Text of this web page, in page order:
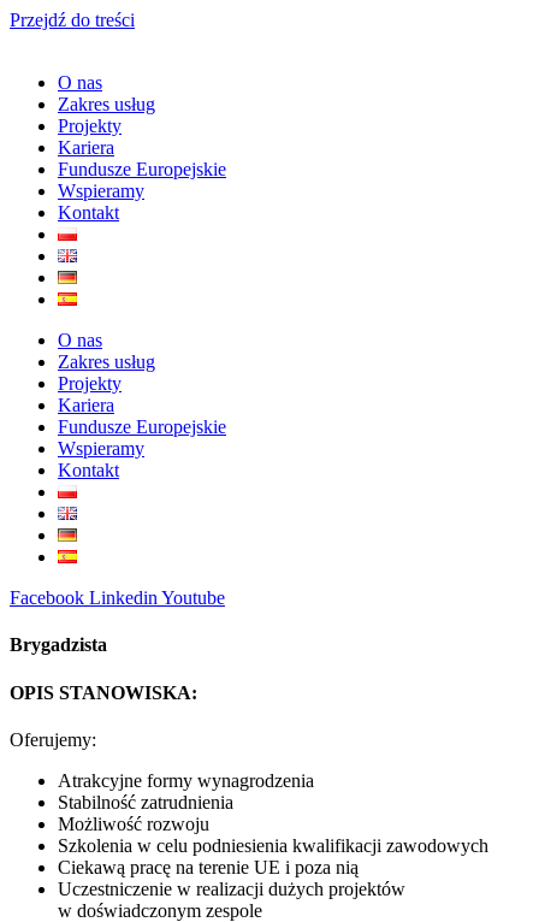
Przejdź do treści
O nas
Zakres usług
Projekty
Kariera
Fundusze Europejskie
Wspieramy
Kontakt
O nas
Zakres usług
Projekty
Kariera
Fundusze Europejskie
Wspieramy
Kontakt
Facebook Linkedin Youtube
Brygadzista
OPIS STANOWISKA:
Oferujemy:
Atrakcyjne formy wynagrodzenia
Stabilność zatrudnienia
Możliwość rozwoju
Szkolenia w celu podniesienia kwalifikacji zawodowych
Ciekawą pracę na terenie UE i poza nią
Uczestniczenie w realizacji dużych projektów
w doświadczonym zespole